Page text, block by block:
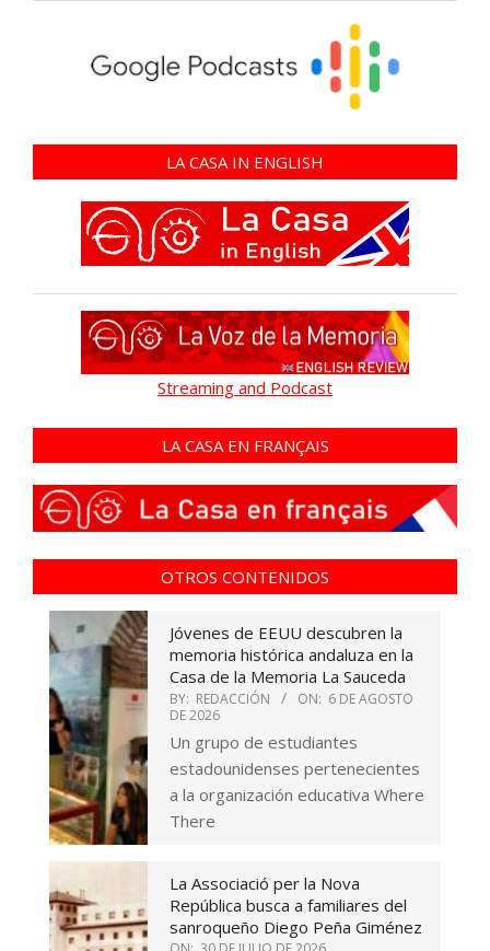
LA CASA IN ENGLISH
Streaming and Podcast
LA CASA EN FRANÇAIS
OTROS CONTENIDOS
Jóvenes de EEUU descubren la
memoria histórica andaluza en la
Casa de la Memoria La Sauceda
BY: REDACCIÓN ON: 6 DE AGOSTO
DE 2026
Un grupo de estudiantes
estadounidenses pertenecientes
a la organización educativa Where
There
La Associació per la Nova
República busca a familiares del
sanroqueño Diego Peña Giménez